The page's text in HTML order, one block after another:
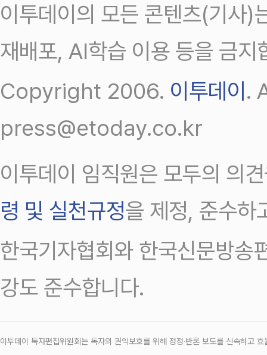
이투데이의 모든 콘텐츠(기사)
재배포, AI학습 이용 등을 금지
Copyright 2006. 이투데이.
press@etoday.co.kr
이투데이 임직원은 모두의 의
령 및 실천규정을 제정, 준수하
한국기자협회와 한국신문방송
강도 준수합니다.
이투데이 독자편집위원회는 독자의 권익보호를 위해 정정‧반론 보도를 신속하고